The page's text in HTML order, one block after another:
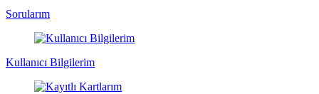
Sorularım
Kullanıcı Bilgilerim